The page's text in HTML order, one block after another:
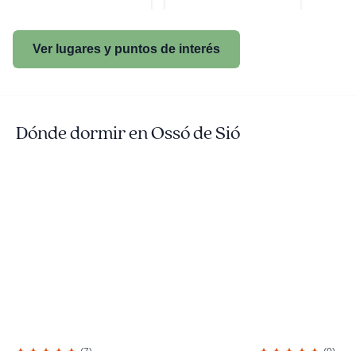
Ver lugares y puntos de interés
Dónde dormir en Ossó de Sió